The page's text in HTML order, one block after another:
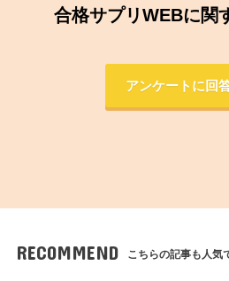
合格サプリWEBに関
アンケートに回
RECOMMEND こちらの記事も人気